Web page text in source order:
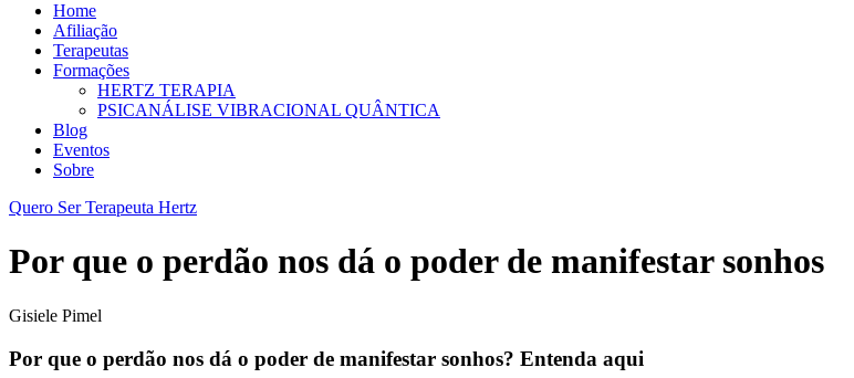
Home
Afiliação
Terapeutas
Formações
HERTZ TERAPIA
PSICANÁLISE VIBRACIONAL QUÂNTICA
Blog
Eventos
Sobre
Quero Ser Terapeuta Hertz
Por que o perdão nos dá o poder de manifestar sonhos
Gisiele Pimel
Por que o perdão nos dá o poder de manifestar sonhos? Entenda aqui